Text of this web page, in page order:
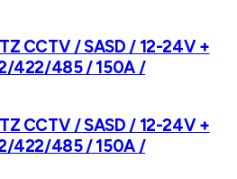
CCTV / SASD / 12-24V +
422/485 / 150A /
CCTV / SASD / 12-24V +
422/485 / 150A /